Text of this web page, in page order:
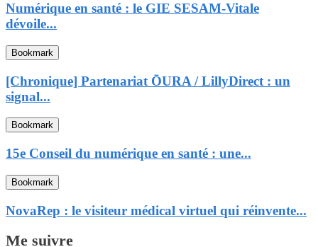
Numérique en santé : le GIE SESAM-Vitale
dévoile...
Bookmark
[Chronique] Partenariat ŌURA / LillyDirect : un
signal...
Bookmark
15e Conseil du numérique en santé : une...
Bookmark
NovaRep : le visiteur médical virtuel qui réinvente...
Me suivre